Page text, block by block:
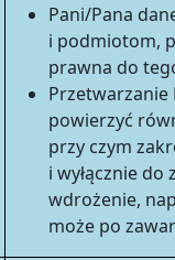
Pani/Pana
i podmiotom,
prawna do
Przetwarzanie
powierzyć
przy czym
i wyłącznie
wdrożenie,
może po